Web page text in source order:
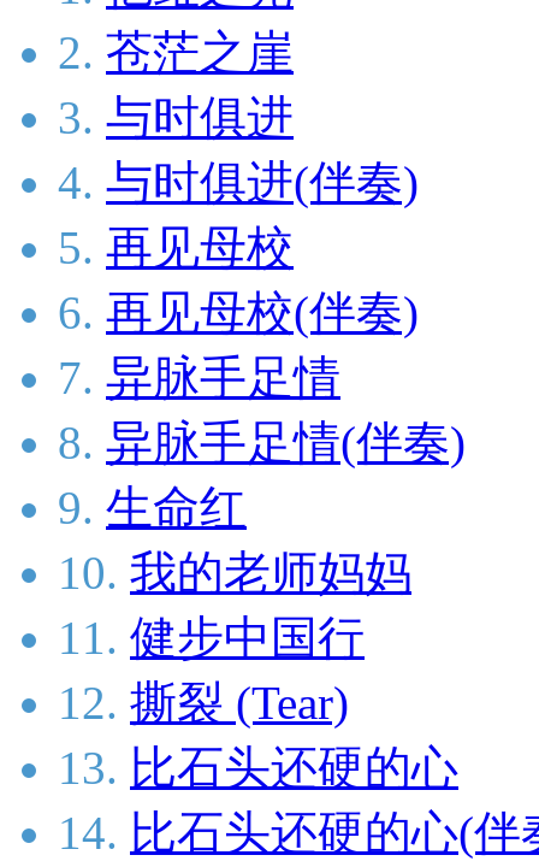
2. 苍茫之崖
3. 与时俱进
4. 与时俱进(伴奏)
5. 再见母校
6. 再见母校(伴奏)
7. 异脉手足情
8. 异脉手足情(伴奏)
9. 生命红
10. 我的老师妈妈
11. 健步中国行
12. 撕裂 (Tear)
13. 比石头还硬的心
14. 比石头还硬的心(伴